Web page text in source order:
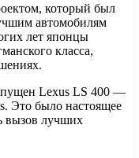
который был
автомобилям
лет японцы
класса,
Lexus LS 400 —
Это было настоящее
вызов лучших